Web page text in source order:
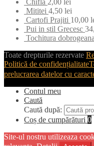
Chifla 2,00 lei
Mititei 4,50 lei
Cartofi Prajiti 10,00
Pui in stil Grecesc
Tochitura
Toate drepturile rezervate
Politică de confidențialitate
prelucrarea datelor cu
Contul meu
Caută
Caută după:
Coș de cumpărături 0
Site-ul nostru utilizeaza